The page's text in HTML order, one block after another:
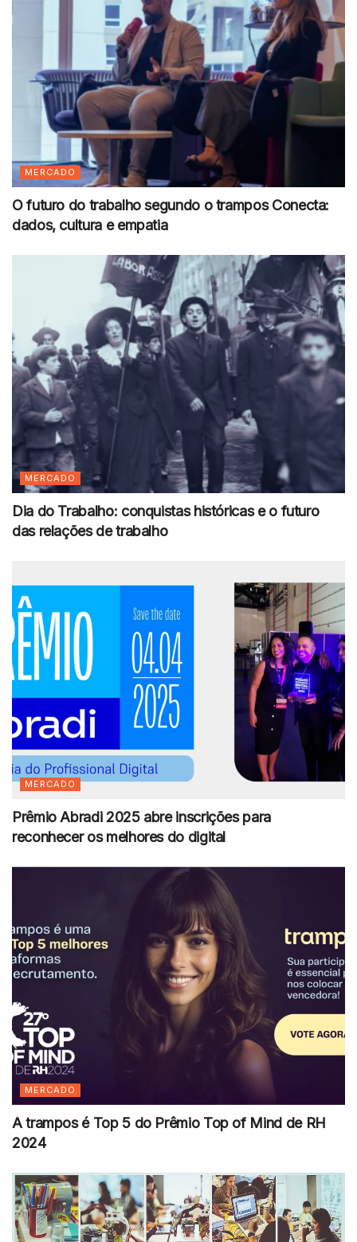
MERCADO
O futuro do trabalho segundo o trampos Conecta:
dados, cultura e empatia
MERCADO
Dia do Trabalho: conquistas históricas e o futuro
das relações de trabalho
MERCADO
Prêmio Abradi 2025 abre inscrições para
reconhecer os melhores do digital
MERCADO
A trampos é Top 5 do Prêmio Top of Mind de RH
2024